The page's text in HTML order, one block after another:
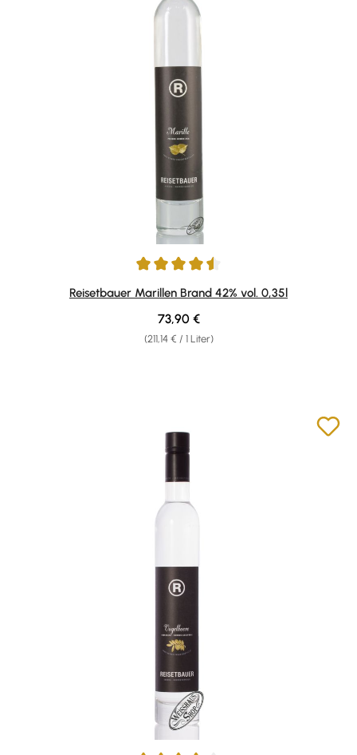
Durchschnittliche Bewertung von 4.4 von 5 Sternen
Reisetbauer Marillen Brand 42% vol. 0,35l
(211,14 € / 1 Liter)
Regulärer Preis:
73,90 €